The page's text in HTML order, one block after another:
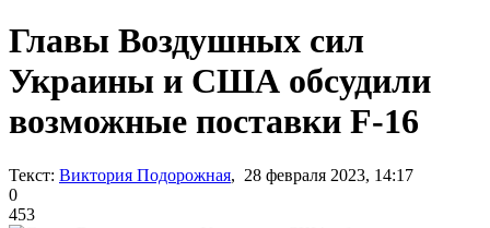
Главы Воздушных сил
Украины и США обсудили
возможные поставки F-16
Текст: Виктория Подорожная, 28 февраля 2023, 14:17
0
453